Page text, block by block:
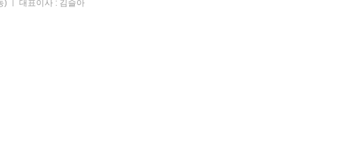
)
대표이사 : 김슬아